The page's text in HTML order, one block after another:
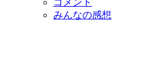
みんなの感想